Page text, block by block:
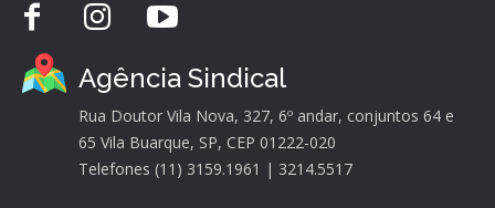
Agência Sindical
Rua Doutor Vila Nova, 327, 6º andar, conjuntos 64 e
65 Vila Buarque, SP, CEP 01222-020
Telefones (11) 3159.1961 | 3214.5517